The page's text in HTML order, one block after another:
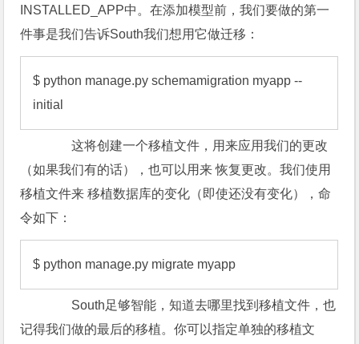
INSTALLED_APP中。在添加模型前，我们要做的第一
件事是我们告诉South我们想用它做迁移：
$ python manage.py schemamigration myapp --
initial
这将创建一个移植文件，用来应用我们的更改
（如果我们有的话），也可以用来 恢复更改。我们使用
移植文件来 移植数据库的变化（即使还没有变化），命
令如下：
$ python manage.py migrate myapp
South足够智能，知道去哪里找到移植文件，也
记得我们做的最后的移植。你可以指定单独的移植文